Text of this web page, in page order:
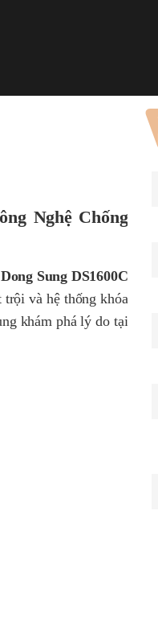
Nghệ Chống
Sung DS1600C
và hệ thống khóa
khám phá lý do tại